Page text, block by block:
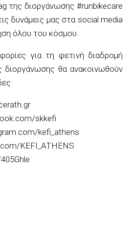
της διοργάνωσης #runbikecare
δυνάμεις μας στα social media
όλου του κόσμου.
για τη φετινή διαδρομή
διοργάνωσης θα ανακοινωθούν
skkefi
kefi_athens
KEFI_ATHENS